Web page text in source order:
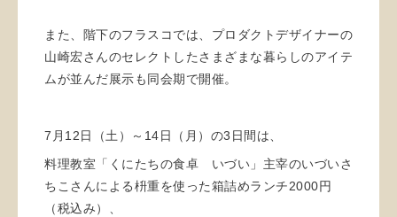
また、階下のフラスコでは、プロダクトデザイナーの
山崎宏さんのセレクトしたさまざまな暮らしのアイテ
ムが並んだ展示も同会期で開催。
7月12日（土）～14日（月）の3日間は、
料理教室「くにたちの食卓 いづい」主宰のいづいさ
ちこさんによる枡重を使った箱詰めランチ2000円
（税込み）、